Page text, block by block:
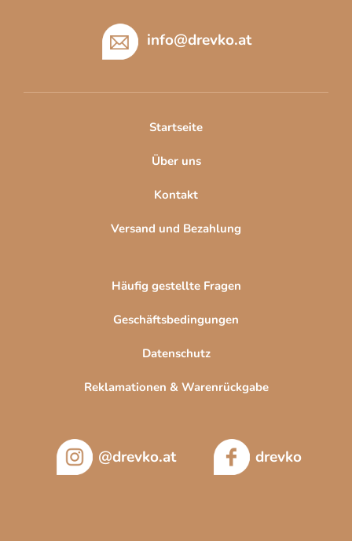
info@drevko.at
Startseite
Über uns
Kontakt
Versand und Bezahlung
Häufig gestellte Fragen
Geschäftsbedingungen
Datenschutz
Reklamationen & Warenrückgabe
@drevko.at drevko